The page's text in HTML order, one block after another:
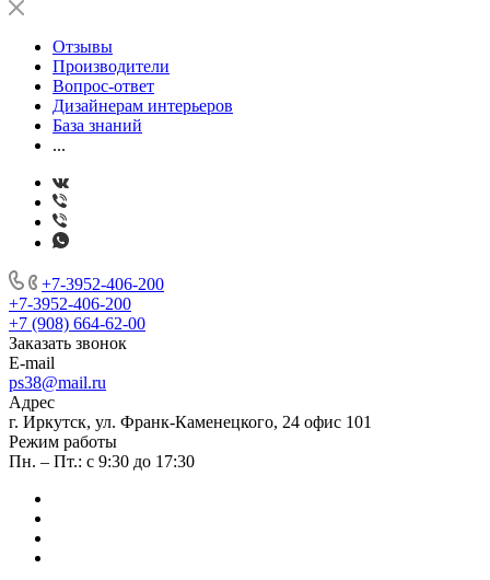
Отзывы
Производители
Вопрос-ответ
Дизайнерам интерьеров
База знаний
...
+7-3952-406-200
+7-3952-406-200
+7 (908) 664-62-00
Заказать звонок
E-mail
ps38@mail.ru
Адрес
г. Иркутск, ул. Франк-Каменецкого, 24 офис 101
Режим работы
Пн. – Пт.: с 9:30 до 17:30